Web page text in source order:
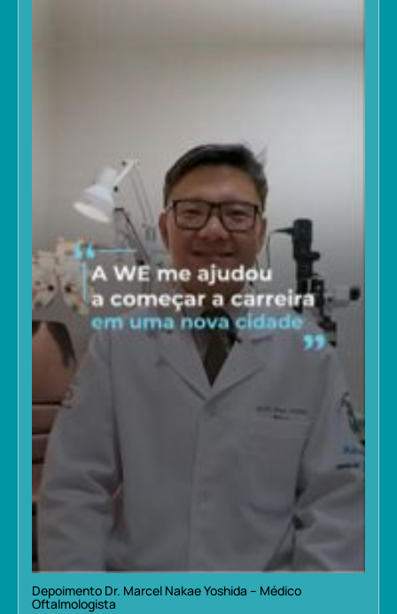
Depoimento Dr. Marcel Nakae Yoshida – Médico
Oftalmologista